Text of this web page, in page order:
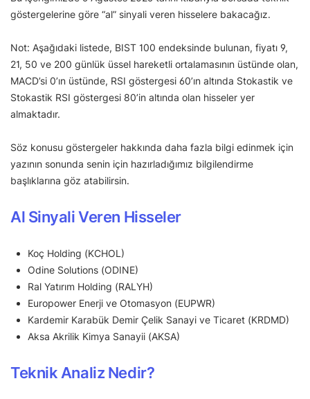
göstergelerine göre “al” sinyali veren hisselere bakacağız.
Not: Aşağıdaki listede, BIST 100 endeksinde bulunan, fiyatı 9,
21, 50 ve 200 günlük üssel hareketli ortalamasının üstünde olan,
MACD’si 0’ın üstünde, RSI göstergesi 60’ın altında Stokastik ve
Stokastik RSI göstergesi 80’in altında olan hisseler yer
almaktadır.
Söz konusu göstergeler hakkında daha fazla bilgi edinmek için
yazının sonunda senin için hazırladığımız bilgilendirme
başlıklarına göz atabilirsin.
Al Sinyali Veren Hisseler
Koç Holding (KCHOL)
Odine Solutions (ODINE)
Ral Yatırım Holding (RALYH)
Europower Enerji ve Otomasyon (EUPWR)
Kardemir Karabük Demir Çelik Sanayi ve Ticaret (KRDMD)
Aksa Akrilik Kimya Sanayii (AKSA)
Teknik Analiz Nedir?